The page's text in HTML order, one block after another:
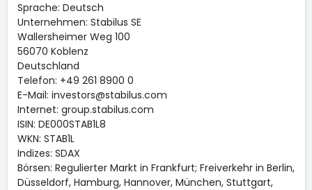
Sprache: Deutsch
Unternehmen: Stabilus SE
Wallersheimer Weg 100
56070 Koblenz
Deutschland
Telefon: +49 261 8900 0
E-Mail: investors@stabilus.com
Internet: group.stabilus.com
ISIN: DE000STAB1L8
WKN: STAB1L
Indizes: SDAX
Börsen: Regulierter Markt in Frankfurt; Freiverkehr in Berlin,
Düsseldorf, Hamburg, Hannover, München, Stuttgart,